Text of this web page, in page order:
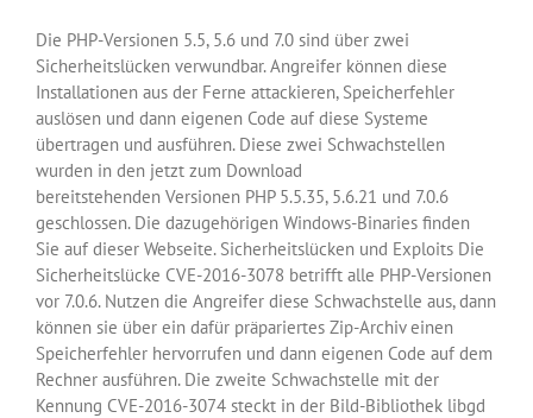
Die PHP-Versionen 5.5, 5.6 und 7.0 sind über zwei
Sicherheitslücken verwundbar. Angreifer können diese
Installationen aus der Ferne attackieren, Speicherfehler
auslösen und dann eigenen Code auf diese Systeme
übertragen und ausführen. Diese zwei Schwachstellen
wurden in den jetzt zum Download
bereitstehenden Versionen PHP 5.5.35, 5.6.21 und 7.0.6
geschlossen. Die dazugehörigen Windows-Binaries finden
Sie auf dieser Webseite. Sicherheitslücken und Exploits Die
Sicherheitslücke CVE-2016-3078 betrifft alle PHP-Versionen
vor 7.0.6. Nutzen die Angreifer diese Schwachstelle aus, dann
können sie über ein dafür präpariertes Zip-Archiv einen
Speicherfehler hervorrufen und dann eigenen Code auf dem
Rechner ausführen. Die zweite Schwachstelle mit der
Kennung CVE-2016-3074 steckt in der Bild-Bibliothek libgd